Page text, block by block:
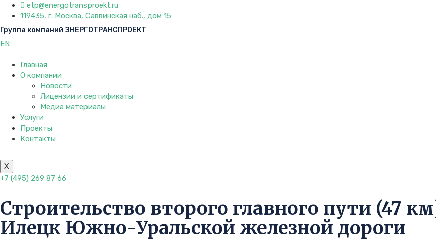
etp@energotransproekt.ru
119435, г. Москва, Саввинская наб., дом 15
Группа компаний ЭНЕРГОТРАНСПРОЕКТ
EN
Главная
О компании
Новости
Лицензии и сертификаты
Медиа материалы
Услуги
Проекты
Контакты
X
+7 (495) 269 87 66
Строительство второго главного пути (47
Илецк Южно-Уральской железной дороги